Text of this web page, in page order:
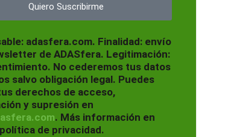
Quiero Suscribirme
adasfera.com. Finalidad: envío
de ADASfera. Legitimación:
No cederemos tus datos
salvo obligación legal. Puedes
derechos de acceso,
y supresión en
. Más información en
de privacidad.